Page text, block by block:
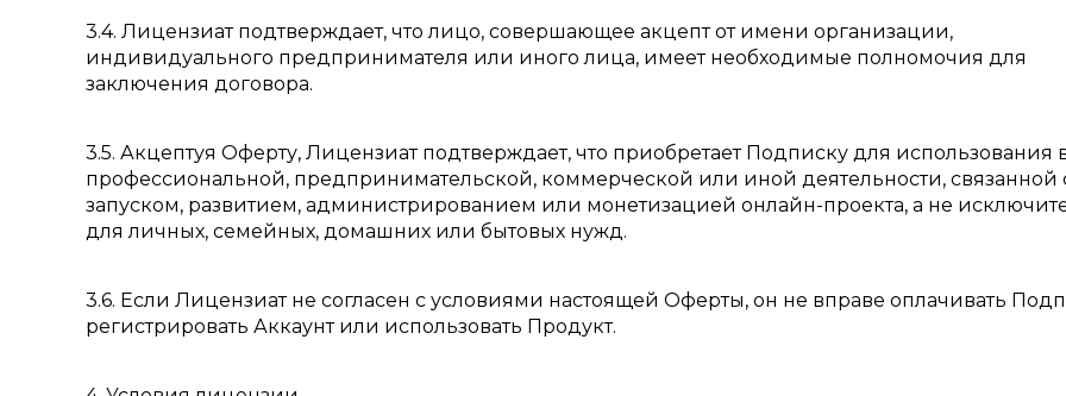
3.4. Лицензиат подтверждает, что лицо, совершающее акцепт от имени организации,
индивидуального предпринимателя или иного лица, имеет необходимые полномочия для
заключения договора.
3.5. Акцептуя Оферту, Лицензиат подтверждает, что приобретает Подписку для использования
профессиональной, предпринимательской, коммерческой или иной деятельности, связанной
запуском, развитием, администрированием или монетизацией онлайн-проекта, а не
для личных, семейных, домашних или бытовых нужд.
3.6. Если Лицензиат не согласен с условиями настоящей Оферты, он не вправе оплачивать
регистрировать Аккаунт или использовать Продукт.